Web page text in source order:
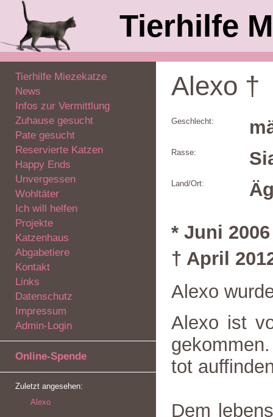
Tierhilfe
Tierhilfe Miezekatze
News
Infos zur Vermittlung
Zuhause gesucht
Pate gesucht
Reservierte Katzen
Happy Ends
Unvergessen
Wohltäter
Ich will helfen
Projekte
Katzenhaus
Abgabetiere
Kontakt
Links
Datenschutz
Impressum
Admin-Login
Online-Spende
Zuletzt angesehen:
Alexo
Alexo †
Geschlecht:
Rasse:
Land/Ort:
* Juni 2006
† April
Alexo
Alexo ist
tot
Dem